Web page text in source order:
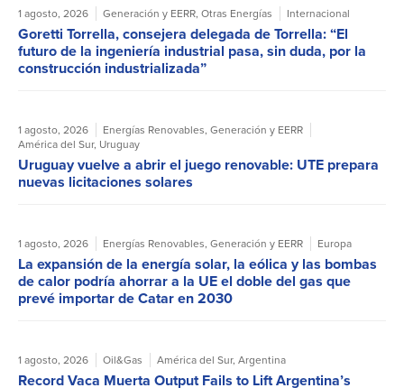
1 agosto, 2026 Generación y EERR, Otras Energías Internacional
Goretti Torrella, consejera delegada de Torrella: “El
futuro de la ingeniería industrial pasa, sin duda, por la
construcción industrializada”
1 agosto, 2026 Energías Renovables, Generación y EERR
América del Sur, Uruguay
Uruguay vuelve a abrir el juego renovable: UTE prepara
nuevas licitaciones solares
1 agosto, 2026 Energías Renovables, Generación y EERR Europa
La expansión de la energía solar, la eólica y las bombas
de calor podría ahorrar a la UE el doble del gas que
prevé importar de Catar en 2030
1 agosto, 2026 Oil&Gas América del Sur, Argentina
Record Vaca Muerta Output Fails to Lift Argentina’s